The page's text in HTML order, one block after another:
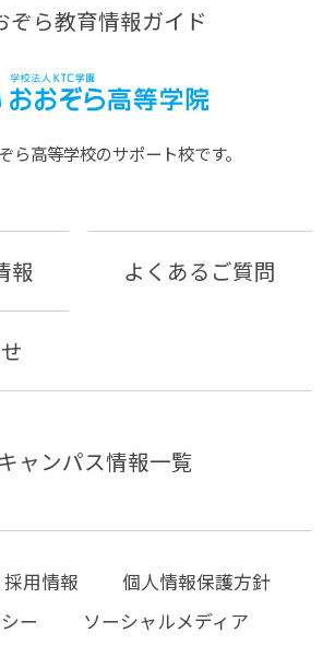
ぞら教育情報ガイド
ら⾼等学校のサポート校です。
報 よくあるご質問
キャンパス情報一覧
採用情報
個人情報保護方針
ー
ソーシャルメディア